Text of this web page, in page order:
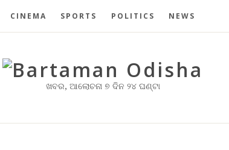
CINEMA SPORTS POLITICS NEWS
ଖବର, ଆଲୋଚନା ୭ ଦିନ ୨୪ ଘଣ୍ଟା